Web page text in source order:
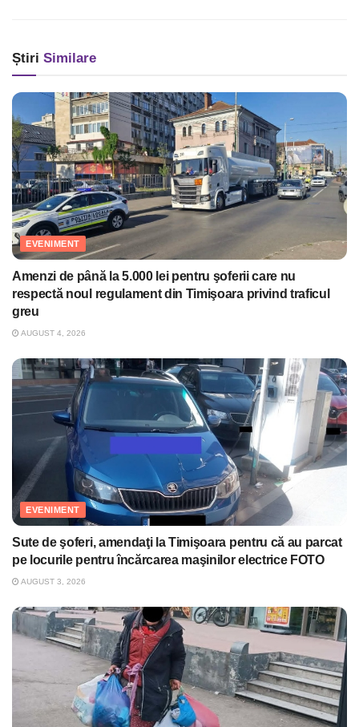
Știri Similare
EVENIMENT
Amenzi de până la 5.000 lei pentru şoferii care nu
respectă noul regulament din Timişoara privind traficul
greu
AUGUST 4, 2026
EVENIMENT
Sute de şoferi, amendaţi la Timişoara pentru că au parcat
pe locurile pentru încărcarea maşinilor electrice FOTO
AUGUST 3, 2026